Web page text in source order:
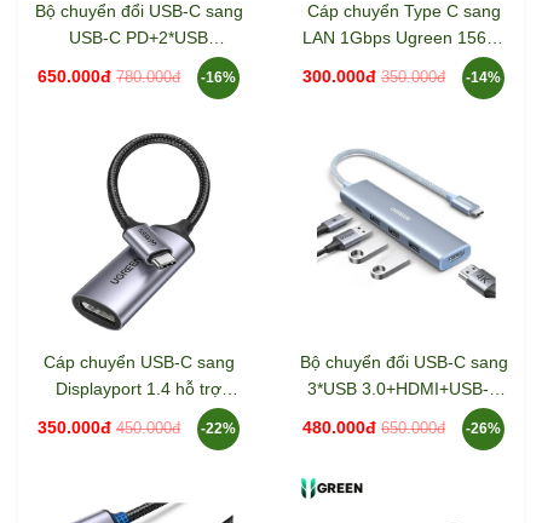
Bộ chuyển đổi USB-C sang
USB-C PD+2*USB
3.2+2*USB-C 3.2+HDMI
Groovy Robot Uno Ugreen
650.000đ 780.000đ -16%
Cáp chuyển Type C sang
LAN 1Gbps Ugreen 15637
300.000đ 350.000đ -14%
Cáp chuyển USB-C sang
Displayport 1.4 hỗ trợ
8K@60HZ dài 10cm Ugreen
350.000đ 450.000đ -22%
Bộ chuyển đổi USB-C sang
3*USB 3.0+HDMI+USB-C
hỗ trợ 4K Ugreen 35581
480.000đ 650.000đ -26%